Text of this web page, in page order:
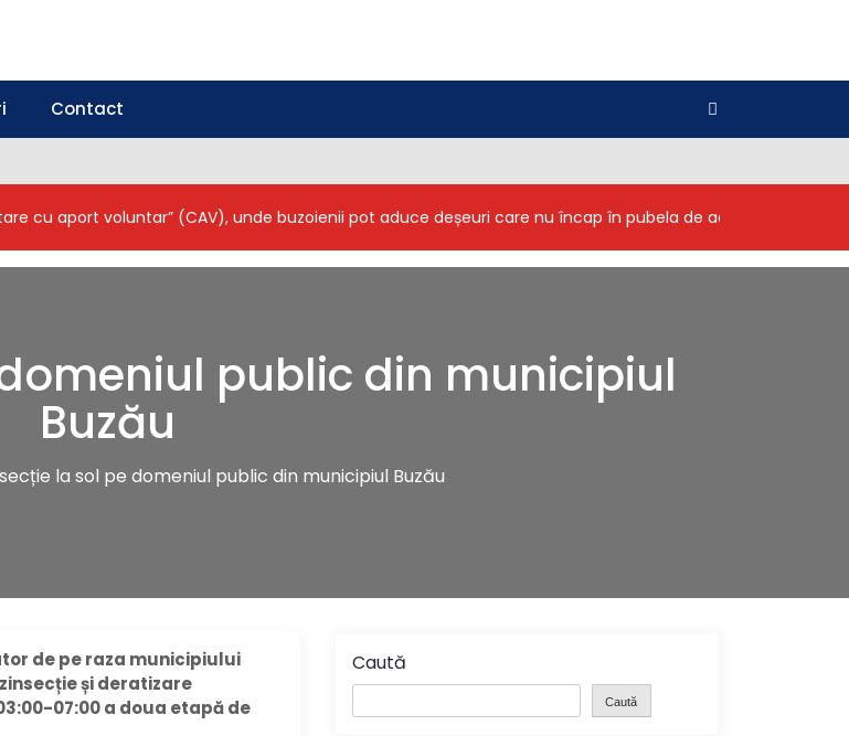
Contact
cu aport voluntar” (CAV), unde buzoienii pot aduce deșeuri care nu încap în pubela de acasă
public din municipiul
Buzău
la sol pe domeniul public din municipiul Buzău
de pe raza municipiului
și deratizare
07:00 a doua etapă de
Caută
Caută